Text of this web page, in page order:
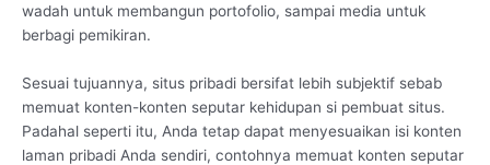
wadah untuk membangun portofolio, sampai media untuk
berbagi pemikiran.
Sesuai tujuannya, situs pribadi bersifat lebih subjektif sebab
memuat konten-konten seputar kehidupan si pembuat situs.
Padahal seperti itu, Anda tetap dapat menyesuaikan isi konten
laman pribadi Anda sendiri, contohnya memuat konten seputar